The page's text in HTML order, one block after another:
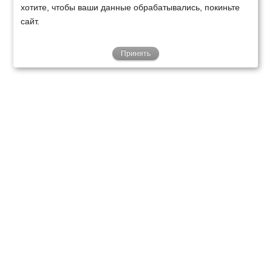
хотите, чтобы ваши данные обрабатывались, покиньте
сайт.
Принять